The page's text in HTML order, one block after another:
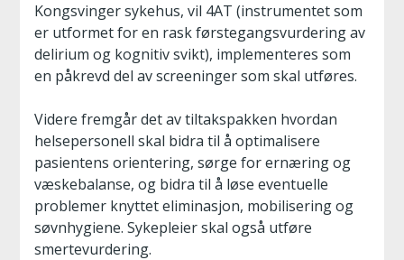
Kongsvinger sykehus, vil 4AT (instrumentet som
er utformet for en rask førstegangsvurdering av
delirium og kognitiv svikt), implementeres som
en påkrevd del av screeninger som skal utføres.
Videre fremgår det av tiltakspakken hvordan
helsepersonell skal bidra til å optimalisere
pasientens orientering, sørge for ernæring og
væskebalanse, og bidra til å løse eventuelle
problemer knyttet eliminasjon, mobilisering og
søvnhygiene. Sykepleier skal også utføre
smertevurdering.